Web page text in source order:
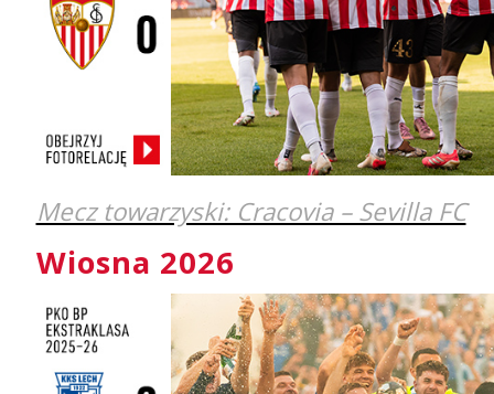
Mecz towarzyski: Cracovia – Sevilla FC
Wiosna 2026